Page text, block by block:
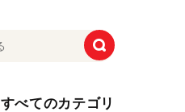
すべてのカテゴリ